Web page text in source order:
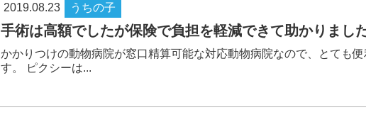
2019.08.23 うちの子
手術は高額でしたが保険で負担を軽減できて助かりまし
かかりつけの動物病院が窓口精算可能な対応動物病院なので、とても便
す。 ピクシーは...